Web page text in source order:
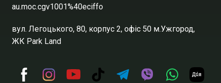
au.moc.cgv1001%40eciffo
вул. Легоцького, 80, корпус 2, офіс 50 м.Ужгород,
ЖК Park Land